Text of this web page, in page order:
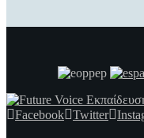
Facebook Twitter